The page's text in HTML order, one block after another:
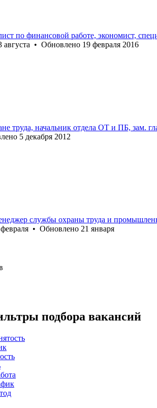
по финансовой работе, экономист,
августа • Обновлено 19 февраля 2016
труда, начальник отдела ОТ и ПБ, зам.
5 декабря 2012
службы охраны труда и
• Обновлено 21 января
подбора вакансий